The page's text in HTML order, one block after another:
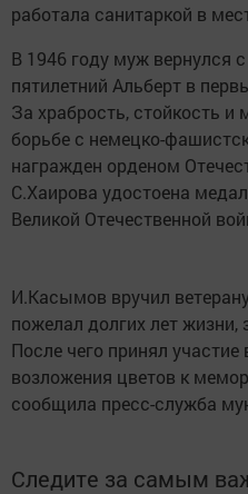
работала санитаркой в
В 1946 году муж вернулся
пятилетний Альберт в
За храбрость, стойкость
борьбе с немецко-
награжден орденом
С.Хаирова удостоена
Великой Отечественной
И.Касымов вручил
пожелал долгих лет жизни,
После чего принял
возложения цветов к
сообщила пресс-служба
Следите за самым